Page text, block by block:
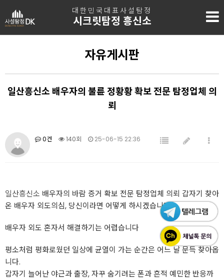
대한민국대표사설탐정
시크릿탐정 흥신소
자유게시판
일산흥신소 배우자의 불륜 정황황 확보 전문 탐정업체 의
뢰
0건 140회 25-06-15 22:36
일산흥신소 배우자의 바람 증거 확보 전문 탐정업체 의뢰 갑자기 찾아
온 배우자 외도의심, 당신이라면 어떻게 하시겠습니까?
배우자 외도 혼자서 해결하기는 어렵습니다
평소처럼 평화로웠던 일상에 균열이 가는 순간은 어느 날 문득 찾아옵
니다.
갑자기 늘어난 야근과 출장, 자꾸 숨기려는 폰과 흔적 예민한 반응까